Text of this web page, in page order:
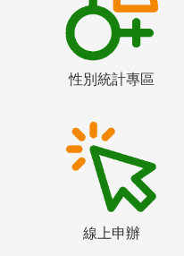
性別統計專區
線上申辦